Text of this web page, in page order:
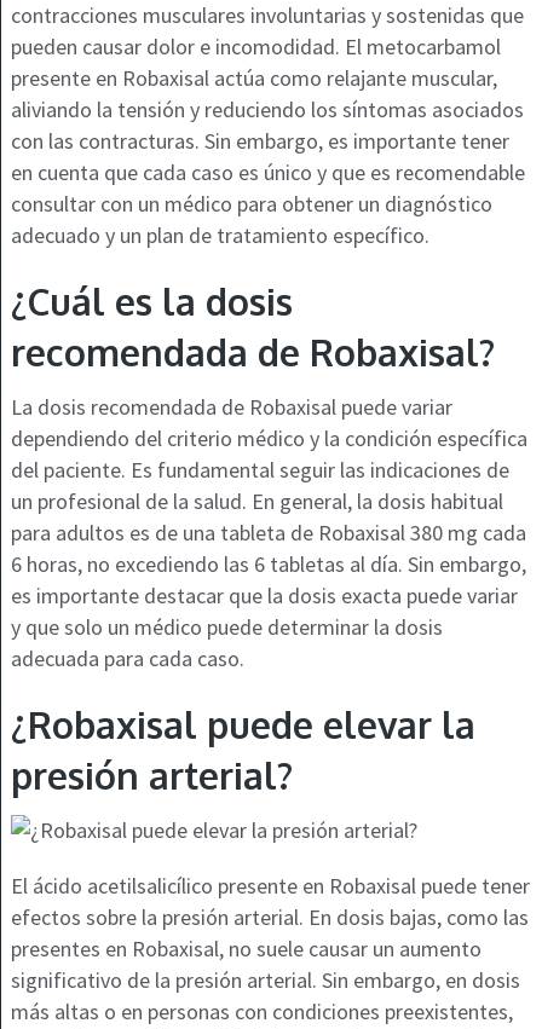
contracciones musculares involuntarias y sostenidas que
pueden causar dolor e incomodidad. El metocarbamol
presente en Robaxisal actúa como relajante muscular,
aliviando la tensión y reduciendo los síntomas asociados
con las contracturas. Sin embargo, es importante tener
en cuenta que cada caso es único y que es recomendable
consultar con un médico para obtener un diagnóstico
adecuado y un plan de tratamiento específico.
¿Cuál es la dosis
recomendada de Robaxisal?
La dosis recomendada de Robaxisal puede variar
dependiendo del criterio médico y la condición específica
del paciente. Es fundamental seguir las indicaciones de
un profesional de la salud. En general, la dosis habitual
para adultos es de una tableta de Robaxisal 380 mg cada
6 horas, no excediendo las 6 tabletas al día. Sin embargo,
es importante destacar que la dosis exacta puede variar
y que solo un médico puede determinar la dosis
adecuada para cada caso.
¿Robaxisal puede elevar la
presión arterial?
El ácido acetilsalicílico presente en Robaxisal puede tener
efectos sobre la presión arterial. En dosis bajas, como las
presentes en Robaxisal, no suele causar un aumento
significativo de la presión arterial. Sin embargo, en dosis
más altas o en personas con condiciones preexistentes,